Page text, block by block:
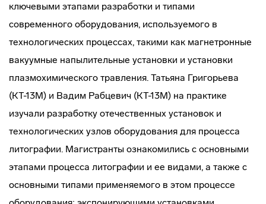
ключевыми этапами разработки и типами
современного оборудования, используемого в
технологических процессах, такими как магнетронные
вакуумные напылительные установки и установки
плазмохимического травления. Татьяна Григорьева
(КТ-13М) и Вадим Рабцевич (КТ-13М) на практике
изучали разработку отечественных установок и
технологических узлов оборудования для процесса
литографии. Магистранты ознакомились с основными
этапами процесса литографии и ее видами, а также с
основными типами применяемого в этом процессе